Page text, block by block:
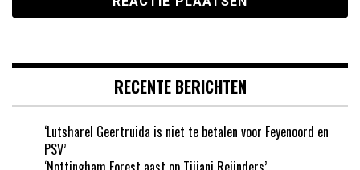
RECENTE BERICHTEN
‘Lutsharel Geertruida is niet te betalen voor Feyenoord en
PSV’